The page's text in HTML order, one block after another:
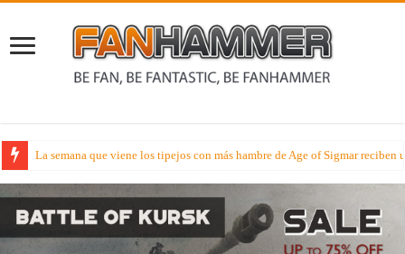
Lectura Veraniega – Hoy disfruta de la novela Señores de la Lanza en